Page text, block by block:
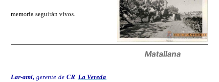
Matallana
memoria seguirán vivos.
Lar-ami, gerente de CR La Vereda